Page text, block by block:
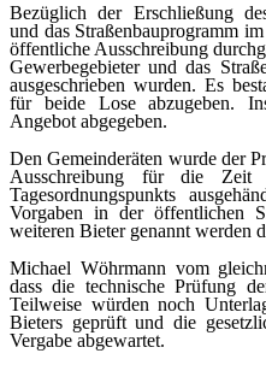
Bezüglich der Erschließung
und das Straßenbauprogramm
öffentliche Ausschreibung
Gewerbegebieter und das
ausgeschrieben wurden. Es
für beide Lose abzugeben.
Angebot abgegeben.
Den Gemeinderäten wurde der
Ausschreibung für die Zeit
Tagesordnungspunkts
Vorgaben in der öffentlichen
weiteren Bieter genannt werden
Michael Wöhrmann vom
dass die technische Prüfung
Teilweise würden noch
Bieters geprüft und die
Vergabe abgewartet.